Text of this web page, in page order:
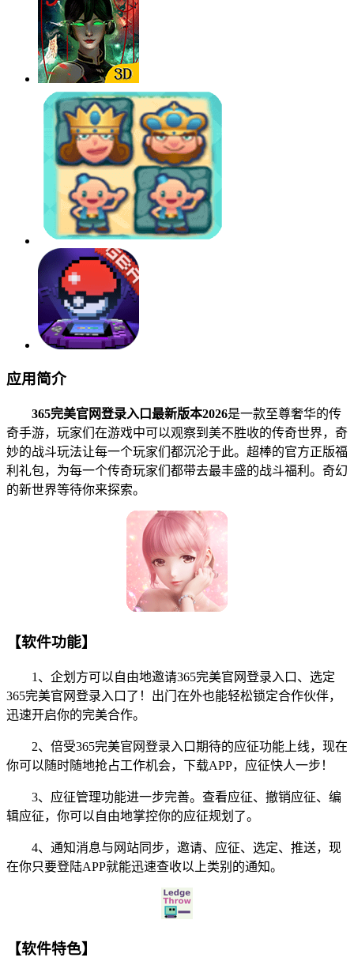
应用简介
365完美官网登录入口最新版本2026是一款至尊奢华的传
奇手游，玩家们在游戏中可以观察到美不胜收的传奇世界，奇
妙的战斗玩法让每一个玩家们都沉沦于此。超棒的官方正版福
利礼包，为每一个传奇玩家们都带去最丰盛的战斗福利。奇幻
的新世界等待你来探索。
【软件功能】
1、企划方可以自由地邀请365完美官网登录入口、选定
365完美官网登录入口了！出门在外也能轻松锁定合作伙伴，
迅速开启你的完美合作。
2、倍受365完美官网登录入口期待的应征功能上线，现在
你可以随时随地抢占工作机会，下载APP，应征快人一步！
3、应征管理功能进一步完善。查看应征、撤销应征、编
辑应征，你可以自由地掌控你的应征规划了。
4、通知消息与网站同步，邀请、应征、选定、推送，现
在你只要登陆APP就能迅速查收以上类别的通知。
【软件特色】